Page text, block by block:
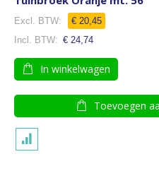
€ 20,45
€ 24,74
In winkelwagen
Toevoegen